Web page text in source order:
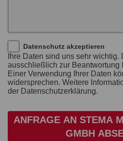
Datenschutz akzeptieren
Ihre Daten sind uns sehr
ausschließlich zur Beantwortung
Einer Verwendung Ihrer Daten
widersprechen. Weitere
der Datenschutzerklärung.
ANFRAGE AN STEMA
GMBH